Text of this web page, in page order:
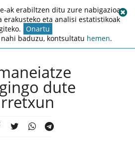
dute
ak erabiltzen ditu zure nabigazioa
eta analisi estatistikoak
Onartu
baduzu, kontsultatu hemen.